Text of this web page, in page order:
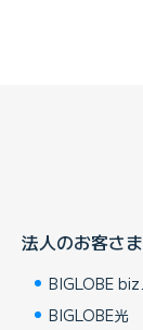
法人のお客さま
BIGLOBE biz.
BIGLOBE光